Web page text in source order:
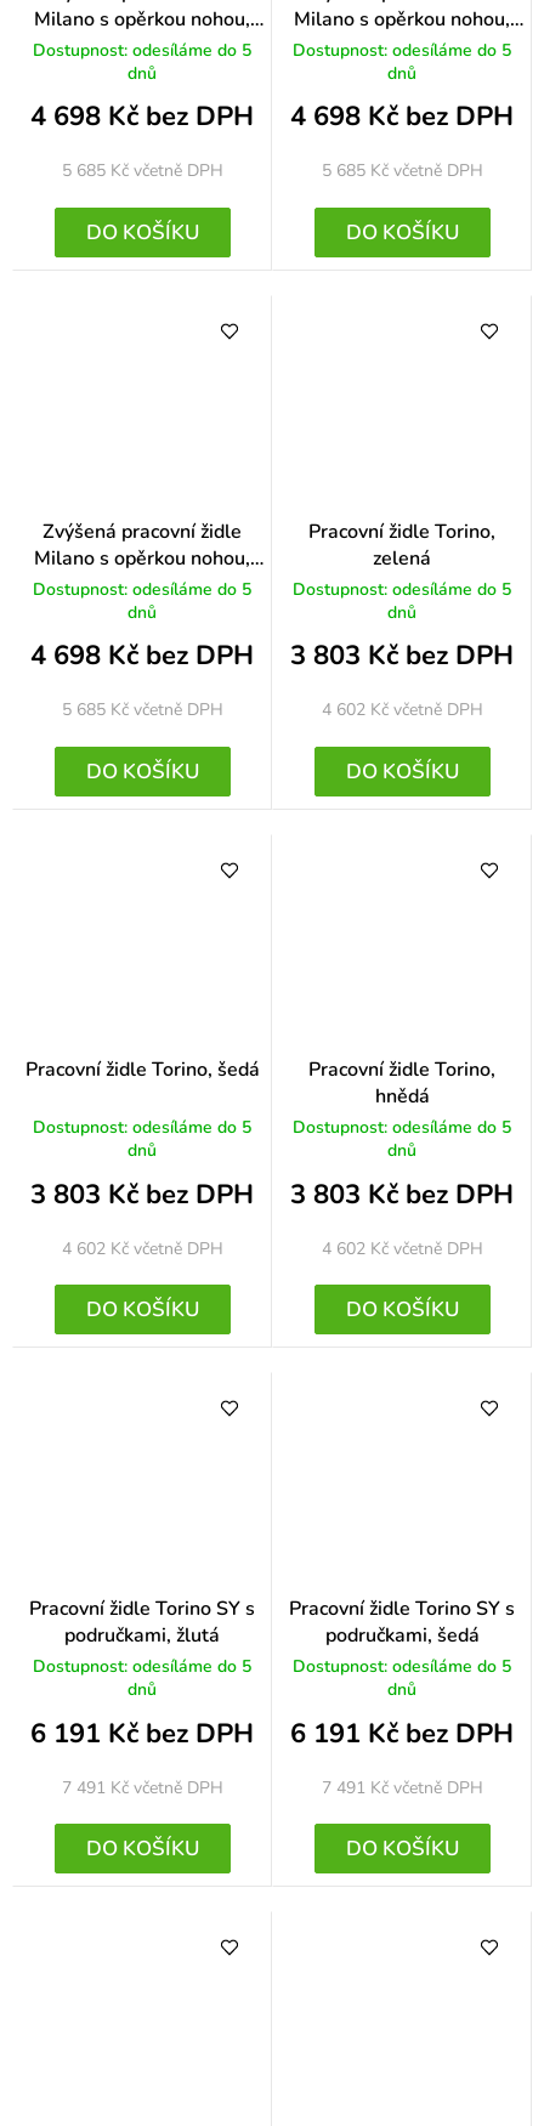
Milano s opěrkou nohou,
modrá
Dostupnost: odesíláme do 5
dnů
4 698 Kč bez DPH
5 685 Kč včetně DPH
DO KOŠÍKU
Milano s opěrkou nohou,
červená
Dostupnost: odesíláme do 5
dnů
4 698 Kč bez DPH
5 685 Kč včetně DPH
DO KOŠÍKU
Zvýšená pracovní židle
Milano s opěrkou nohou,
černá
Dostupnost: odesíláme do 5
dnů
4 698 Kč bez DPH
5 685 Kč včetně DPH
DO KOŠÍKU
Pracovní židle Torino,
zelená
Dostupnost: odesíláme do 5
dnů
3 803 Kč bez DPH
4 602 Kč včetně DPH
DO KOŠÍKU
Pracovní židle Torino, šedá
Dostupnost: odesíláme do 5
dnů
3 803 Kč bez DPH
4 602 Kč včetně DPH
DO KOŠÍKU
Pracovní židle Torino,
hnědá
Dostupnost: odesíláme do 5
dnů
3 803 Kč bez DPH
4 602 Kč včetně DPH
DO KOŠÍKU
Pracovní židle Torino SY s
područkami, žlutá
Dostupnost: odesíláme do 5
dnů
6 191 Kč bez DPH
7 491 Kč včetně DPH
DO KOŠÍKU
Pracovní židle Torino SY s
područkami, šedá
Dostupnost: odesíláme do 5
dnů
6 191 Kč bez DPH
7 491 Kč včetně DPH
DO KOŠÍKU